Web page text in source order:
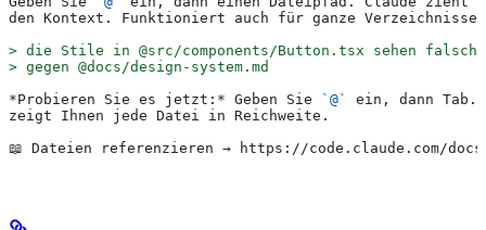
den Kontext. Funktioniert auch für ganze Verzeichnisse.
> die Stile in @src/components/Button.tsx sehen falsch
> gegen @docs/design-system.md
*Probieren Sie es jetzt:* Geben Sie `@`
ein, dann Tab.
zeigt Ihnen jede Datei in Reichweite.
📖 Dateien referenzieren → https://code.claude.com/docs/